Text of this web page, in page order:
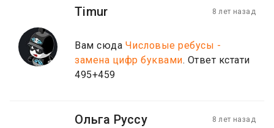
Timur 8 лет назад
Вам сюда Числовые ребусы -
замена цифр буквами. Ответ кстати
495+459
Ольга Руссу 8 лет назад